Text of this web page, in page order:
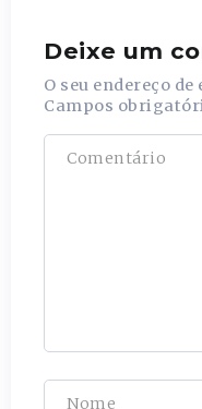
Deixe um
O seu endereço
Campos